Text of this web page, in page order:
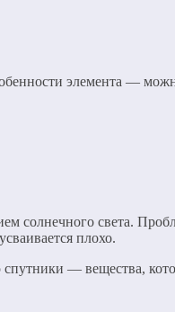
элемента —
солнечного света.
плохо.
— вещества,